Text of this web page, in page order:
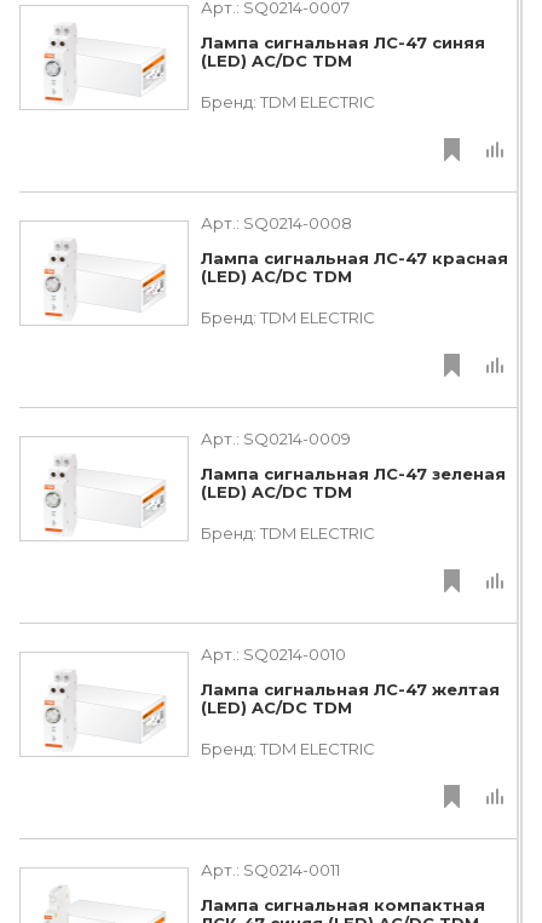
Арт.: SQ0214-0007
Лампа сигнальная ЛС-47 синяя
(LED) AC/DC TDM
Бренд: TDM ЕLECTRIC
Арт.: SQ0214-0008
Лампа сигнальная ЛС-47 красная
(LED) AC/DC TDM
Бренд: TDM ЕLECTRIC
Арт.: SQ0214-0009
Лампа сигнальная ЛС-47 зеленая
(LED) AC/DC TDM
Бренд: TDM ЕLECTRIC
Арт.: SQ0214-0010
Лампа сигнальная ЛС-47 желтая
(LED) AC/DC TDM
Бренд: TDM ЕLECTRIC
Арт.: SQ0214-0011
Лампа сигнальная компактная